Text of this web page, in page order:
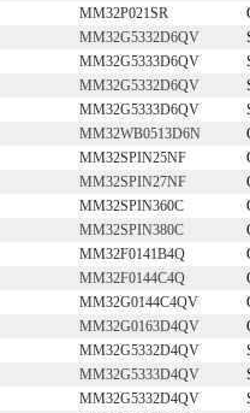
MM32P021SR
MM32G5332D6QV
MM32G5333D6QV
MM32G5332D6QV
MM32G5333D6QV
MM32WB0513D6N
MM32SPIN25NF
MM32SPIN27NF
MM32SPIN360C
MM32SPIN380C
MM32F0141B4Q
MM32F0144C4Q
MM32G0144C4QV
MM32G0163D4QV
MM32G5332D4QV
MM32G5333D4QV
MM32G5332D4QV